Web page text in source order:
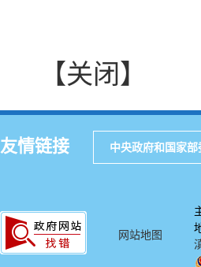
【关闭】
友情链接 中央政府和国家部
网站地图